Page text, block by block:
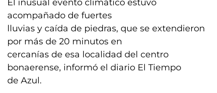
El inusual evento climático estuvo
acompañado de fuertes
lluvias y caída de piedras, que se extendieron
por más de 20 minutos en
cercanías de esa localidad del centro
bonaerense, informó el diario El Tiempo
de Azul.